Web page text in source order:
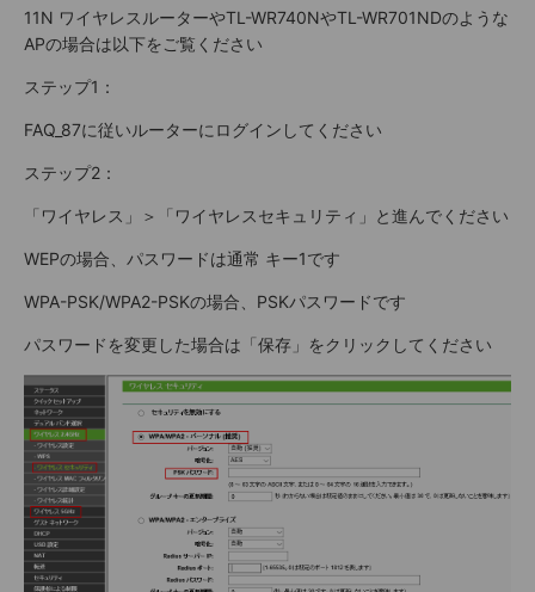
11N ワイヤレスルーターやTL-WR740NやTL-WR701NDのような
APの場合は以下をご覧ください
ステップ1：
FAQ_87に従いルーターにログインしてください
ステップ2：
「ワイヤレス」＞「ワイヤレスセキュリティ」と進んでください
WEPの場合、パスワードは通常 キー1です
WPA-PSK/WPA2-PSKの場合、PSKパスワードです
パスワードを変更した場合は「保存」をクリックしてください